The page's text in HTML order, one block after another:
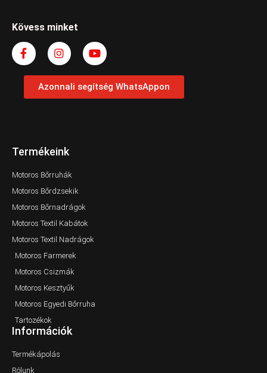
Kövess minket
Azonnali segítség WhatsAppon
Termékeink
Motoros Bőrruhák
Motoros Bőrdzsekik
Motoros Bőrnadrágok
Motoros Textil Kabátok
Motoros Textil Nadrágok
Motoros Farmerek
Motoros Csizmák
Motoros Kesztyűk
Motoros Egyedi Bőrruha
Tartozékok
Információk
Termékápolás
Rólunk